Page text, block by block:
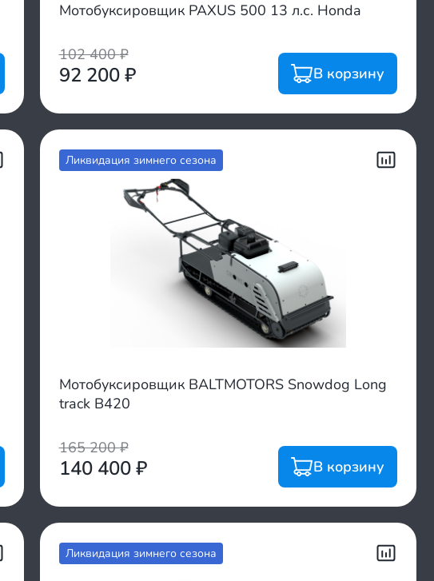
Мотобуксировщик PAXUS 500 13 л.с. Honda
102 400₽
92 200₽ В корзину
Ликвидация зимнего сезона
Мотобуксировщик BALTMOTORS Snowdog Long
track B420
165 200₽
140 400₽ В корзину
Ликвидация зимнего сезона